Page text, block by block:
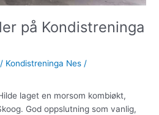
på Kondistreninga
/ Kondistreninga Nes /
laget en morsom kombiøkt,
God oppslutning som vanlig,